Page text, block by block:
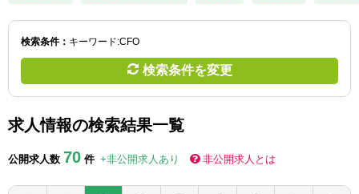
監査法人の求人
USCPA（米国公認会計士）の求人
検索条件： キーワード:CFO
検索条件を変更
求人情報の検索結果一覧
公開求人数 70 件 +非公開求人あり 非公開求人とは